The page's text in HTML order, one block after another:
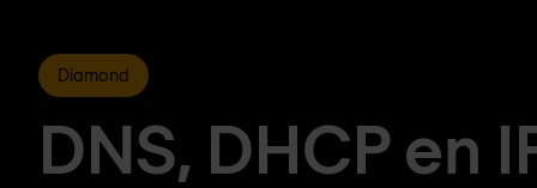
Diamond
DNS, DHCP en